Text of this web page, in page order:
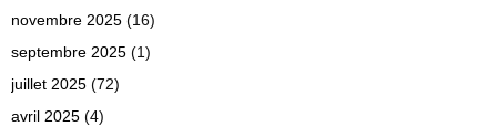
novembre 2025 (16)
septembre 2025 (1)
juillet 2025 (72)
avril 2025 (4)